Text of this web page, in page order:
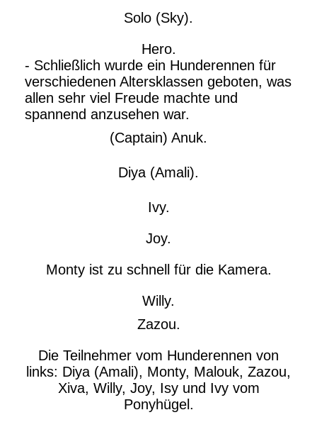
Solo (Sky).
Hero.
- Schließlich wurde ein Hunderennen für
verschiedenen Altersklassen geboten, was
allen sehr viel Freude machte und
spannend anzusehen war.
(Captain) Anuk.
Diya (Amali).
Ivy.
Joy.
Monty ist zu schnell für die Kamera.
Willy.
Zazou.
Die Teilnehmer vom Hunderennen von
links: Diya (Amali), Monty, Malouk, Zazou,
Xiva, Willy, Joy, Isy und Ivy vom
Ponyhügel.